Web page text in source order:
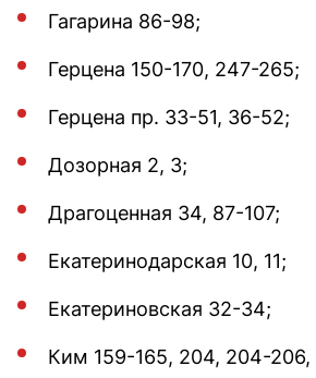
Гагарина 86-98;
Герцена 150-170, 247-265;
Герцена пр. 33-51, 36-52;
Дозорная 2, 3;
Драгоценная 34, 87-107;
Екатеринодарская 10, 11;
Екатериновская 32-34;
Ким 159-165, 204, 204-